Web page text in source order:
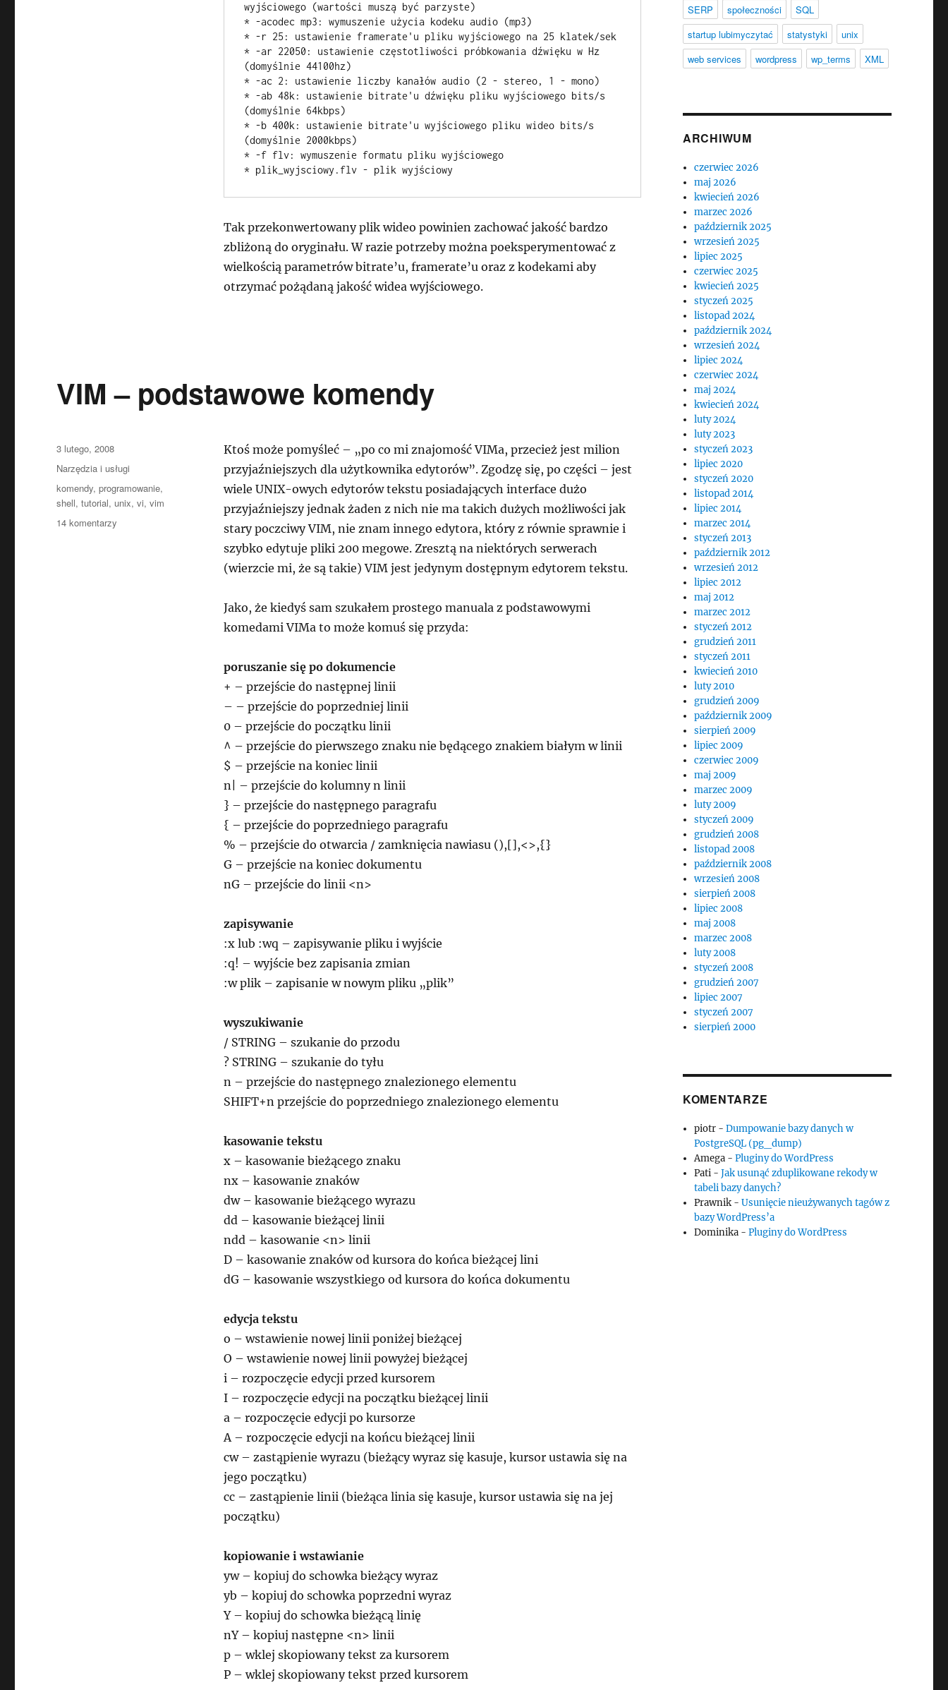
wyjściowego (wartości muszą być parzyste)
* -acodec mp3: wymuszenie użycia kodeku audio (mp3)
* -r 25: ustawienie framerate'u pliku wyjściowego na 25 klatek/sek
* -ar 22050: ustawienie częstotliwości próbkowania dźwięku w Hz
(domyślnie 44100hz)
* -ac 2: ustawienie liczby kanałów audio (2 - stereo, 1 - mono)
* -ab 48k: ustawienie bitrate'u dźwięku pliku wyjściowego bits/s
(domyślnie 64kbps)
* -b 400k: ustawienie bitrate'u wyjściowego pliku wideo bits/s
(domyślnie 2000kbps)
* -f flv: wymuszenie formatu pliku wyjściowego
Tak przekonwertowany plik wideo powinien zachować jakość bardzo
zbliżoną do oryginału. W razie potrzeby można poeksperymentować z
wielkością parametrów bitrate’u, framerate’u oraz z kodekami aby
otrzymać pożądaną jakość widea wyjściowego.
VIM – podstawowe komendy
Ktoś może pomyśleć – „po co mi znajomość VIMa, przecież jest milion
przyjaźniejszych dla użytkownika edytorów”. Zgodzę się, po części – jest
wiele UNIX-owych edytorów tekstu posiadających interface dużo
przyjaźniejszy jednak żaden z nich nie ma takich dużych możliwości jak
stary poczciwy VIM, nie znam innego edytora, który z równie sprawnie i
szybko edytuje pliki 200 megowe. Zresztą na niektórych serwerach
(wierzcie mi, że są takie) VIM jest jedynym dostępnym edytorem tekstu.
Jako, że kiedyś sam szukałem prostego manuala z podstawowymi
komedami VIMa to może komuś się przyda:
poruszanie się po dokumencie
+ – przejście do następnej linii
– – przejście do poprzedniej linii
0 – przejście do początku linii
^ – przejście do pierwszego znaku nie będącego znakiem białym w linii
$ – przejście na koniec linii
n| – przejście do kolumny n linii
} – przejście do następnego paragrafu
{ – przejście do poprzedniego paragrafu
% – przejście do otwarcia / zamknięcia nawiasu (),[],<>,{}
G – przejście na koniec dokumentu
nG – przejście do linii <n>
zapisywanie
:x lub :wq – zapisywanie pliku i wyjście
:q! – wyjście bez zapisania zmian
:w plik – zapisanie w nowym pliku „plik”
wyszukiwanie
/ STRING – szukanie do przodu
? STRING – szukanie do tyłu
n – przejście do następnego znalezionego elementu
SHIFT+n przejście do poprzedniego znalezionego elementu
kasowanie tekstu
x – kasowanie bieżącego znaku
nx – kasowanie znaków
dw – kasowanie bieżącego wyrazu
dd – kasowanie bieżącej linii
ndd – kasowanie <n> linii
D – kasowanie znaków od kursora do końca bieżącej lini
dG – kasowanie wszystkiego od kursora do końca dokumentu
edycja tekstu
o – wstawienie nowej linii poniżej bieżącej
O – wstawienie nowej linii powyżej bieżącej
i – rozpoczęcie edycji przed kursorem
I – rozpoczęcie edycji na początku bieżącej linii
a – rozpoczęcie edycji po kursorze
A – rozpoczęcie edycji na końcu bieżącej linii
cw – zastąpienie wyrazu (bieżący wyraz się kasuje, kursor ustawia się na
jego początku)
cc – zastąpienie linii (bieżąca linia się kasuje, kursor ustawia się na jej
początku)
kopiowanie i wstawianie
yw – kopiuj do schowka bieżący wyraz
yb – kopiuj do schowka poprzedni wyraz
Y – kopiuj do schowka bieżącą linię
nY – kopiuj następne <n> linii
p – wklej skopiowany tekst za kursorem
P – wklej skopiowany tekst przed kursorem
Data
publikacji
3 lutego, 2008
Kategorie
Narzędzia i usługi
Tagi
komendy,programowanie,
shell,tutorial, unix,vi,vim
14 komentarzy
SERP
społeczności
SQL
startup lubimyczytać
statystyki
unix
web services
wordpress wp_terms XML
ARCHIWUM
czerwiec 2026
maj 2026
kwiecień 2026
marzec 2026
październik 2025
wrzesień 2025
lipiec 2025
czerwiec 2025
kwiecień 2025
styczeń 2025
listopad 2024
październik 2024
wrzesień 2024
lipiec 2024
czerwiec 2024
maj 2024
kwiecień 2024
luty 2024
luty 2023
styczeń 2023
lipiec 2020
styczeń 2020
listopad 2014
lipiec 2014
marzec 2014
styczeń 2013
październik 2012
wrzesień 2012
lipiec 2012
maj 2012
marzec 2012
styczeń 2012
grudzień 2011
styczeń 2011
kwiecień 2010
luty 2010
grudzień 2009
październik 2009
sierpień 2009
lipiec 2009
czerwiec 2009
maj 2009
marzec 2009
luty 2009
styczeń 2009
grudzień 2008
listopad 2008
październik 2008
wrzesień 2008
sierpień 2008
lipiec 2008
maj 2008
marzec 2008
luty 2008
styczeń 2008
grudzień 2007
lipiec 2007
styczeń 2007
sierpień 2000
KOMENTARZE
piotr -Dumpowanie bazy danych w
PostgreSQL (pg_dump)
Amega -Pluginy do WordPress
Pati -Jak usunąć zduplikowane rekody w
tabeli bazy danych?
Prawnik -Usunięcie nieużywanych tagów z
bazy WordPress’a
Dominika -Pluginy do WordPress